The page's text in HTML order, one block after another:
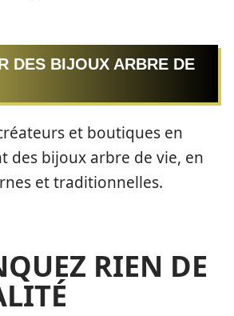
DES BIJOUX ARBRE DE
et boutiques en
des bijoux arbre de vie, en
et traditionnelles.
RIEN DE